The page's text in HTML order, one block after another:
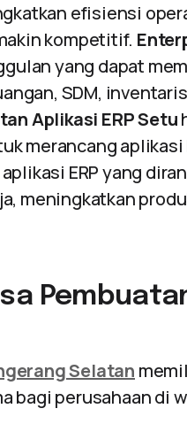
efisiensi
kompetitif.
yang dapat
SDM,
Aplikasi ERP Setu
merancang aplikasi
ERP yang
meningkatkan
Selatan
bagi perusahaan di